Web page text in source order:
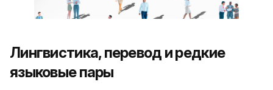
Лингвистика, перевод и редкие
языковые пары